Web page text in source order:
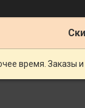
время. Заказы